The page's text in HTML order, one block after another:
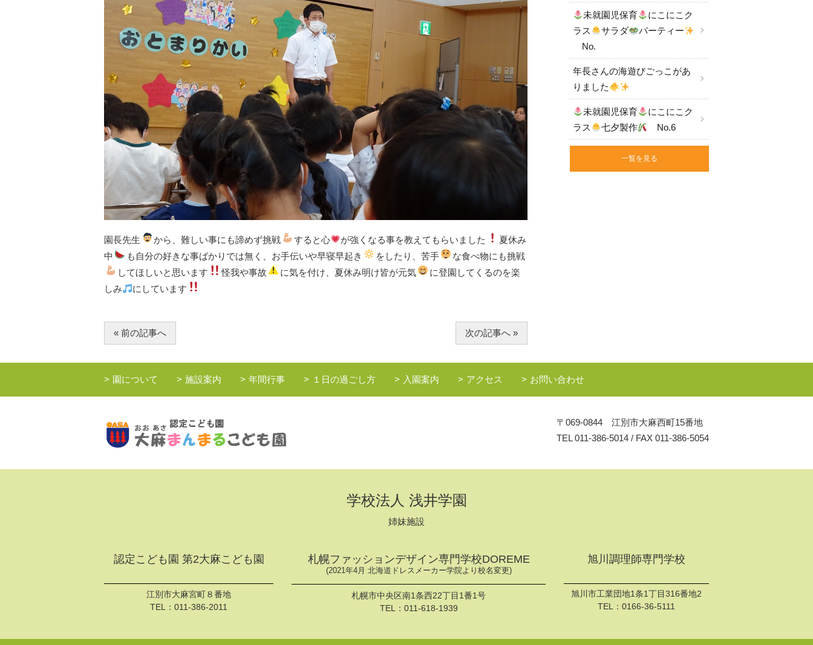
園長先生 から、難しい事にも諦めず挑戦 すると心 が強くなる事を教えてもらいました
夏休み
中
も自分の好きな事ばかりでは無く、お手伝いや早寝早起き をしたり、苦手
な食べ物にも挑戦
してほしいと思います
怪我や事故 に気を付け、夏休み明け皆が元気
に登園してくるのを楽
しみ
にしています
« 前の記事へ 次の記事へ »
未就園児保育
にこにこク
ラス
サラダ
パーティー
No.
年長さんの海遊びごっこがあ
りました
未就園児保育
にこにこク
ラス
七夕製作 No.6
一覧を見る
園について 施設案内 年間行事 １日の過ごし方 入園案内 アクセス お問い合わせ
〒069-0844 江別市大麻西町15番地
TEL011-386-5014 / FAX 011-386-5054
学校法人 浅井学園
姉妹施設
認定こども園 第2大麻こども園
江別市大麻宮町８番地
TEL： 011-386-2011
札幌ファッションデザイン専門学校DOREME
(2021年4月 北海道ドレスメーカー学院より校名変更)
札幌市中央区南1条西22丁目1番1号
TEL： 011-618-1939
旭川調理師専門学校
旭川市工業団地1条1丁目316番地2
TEL： 0166-36-5111